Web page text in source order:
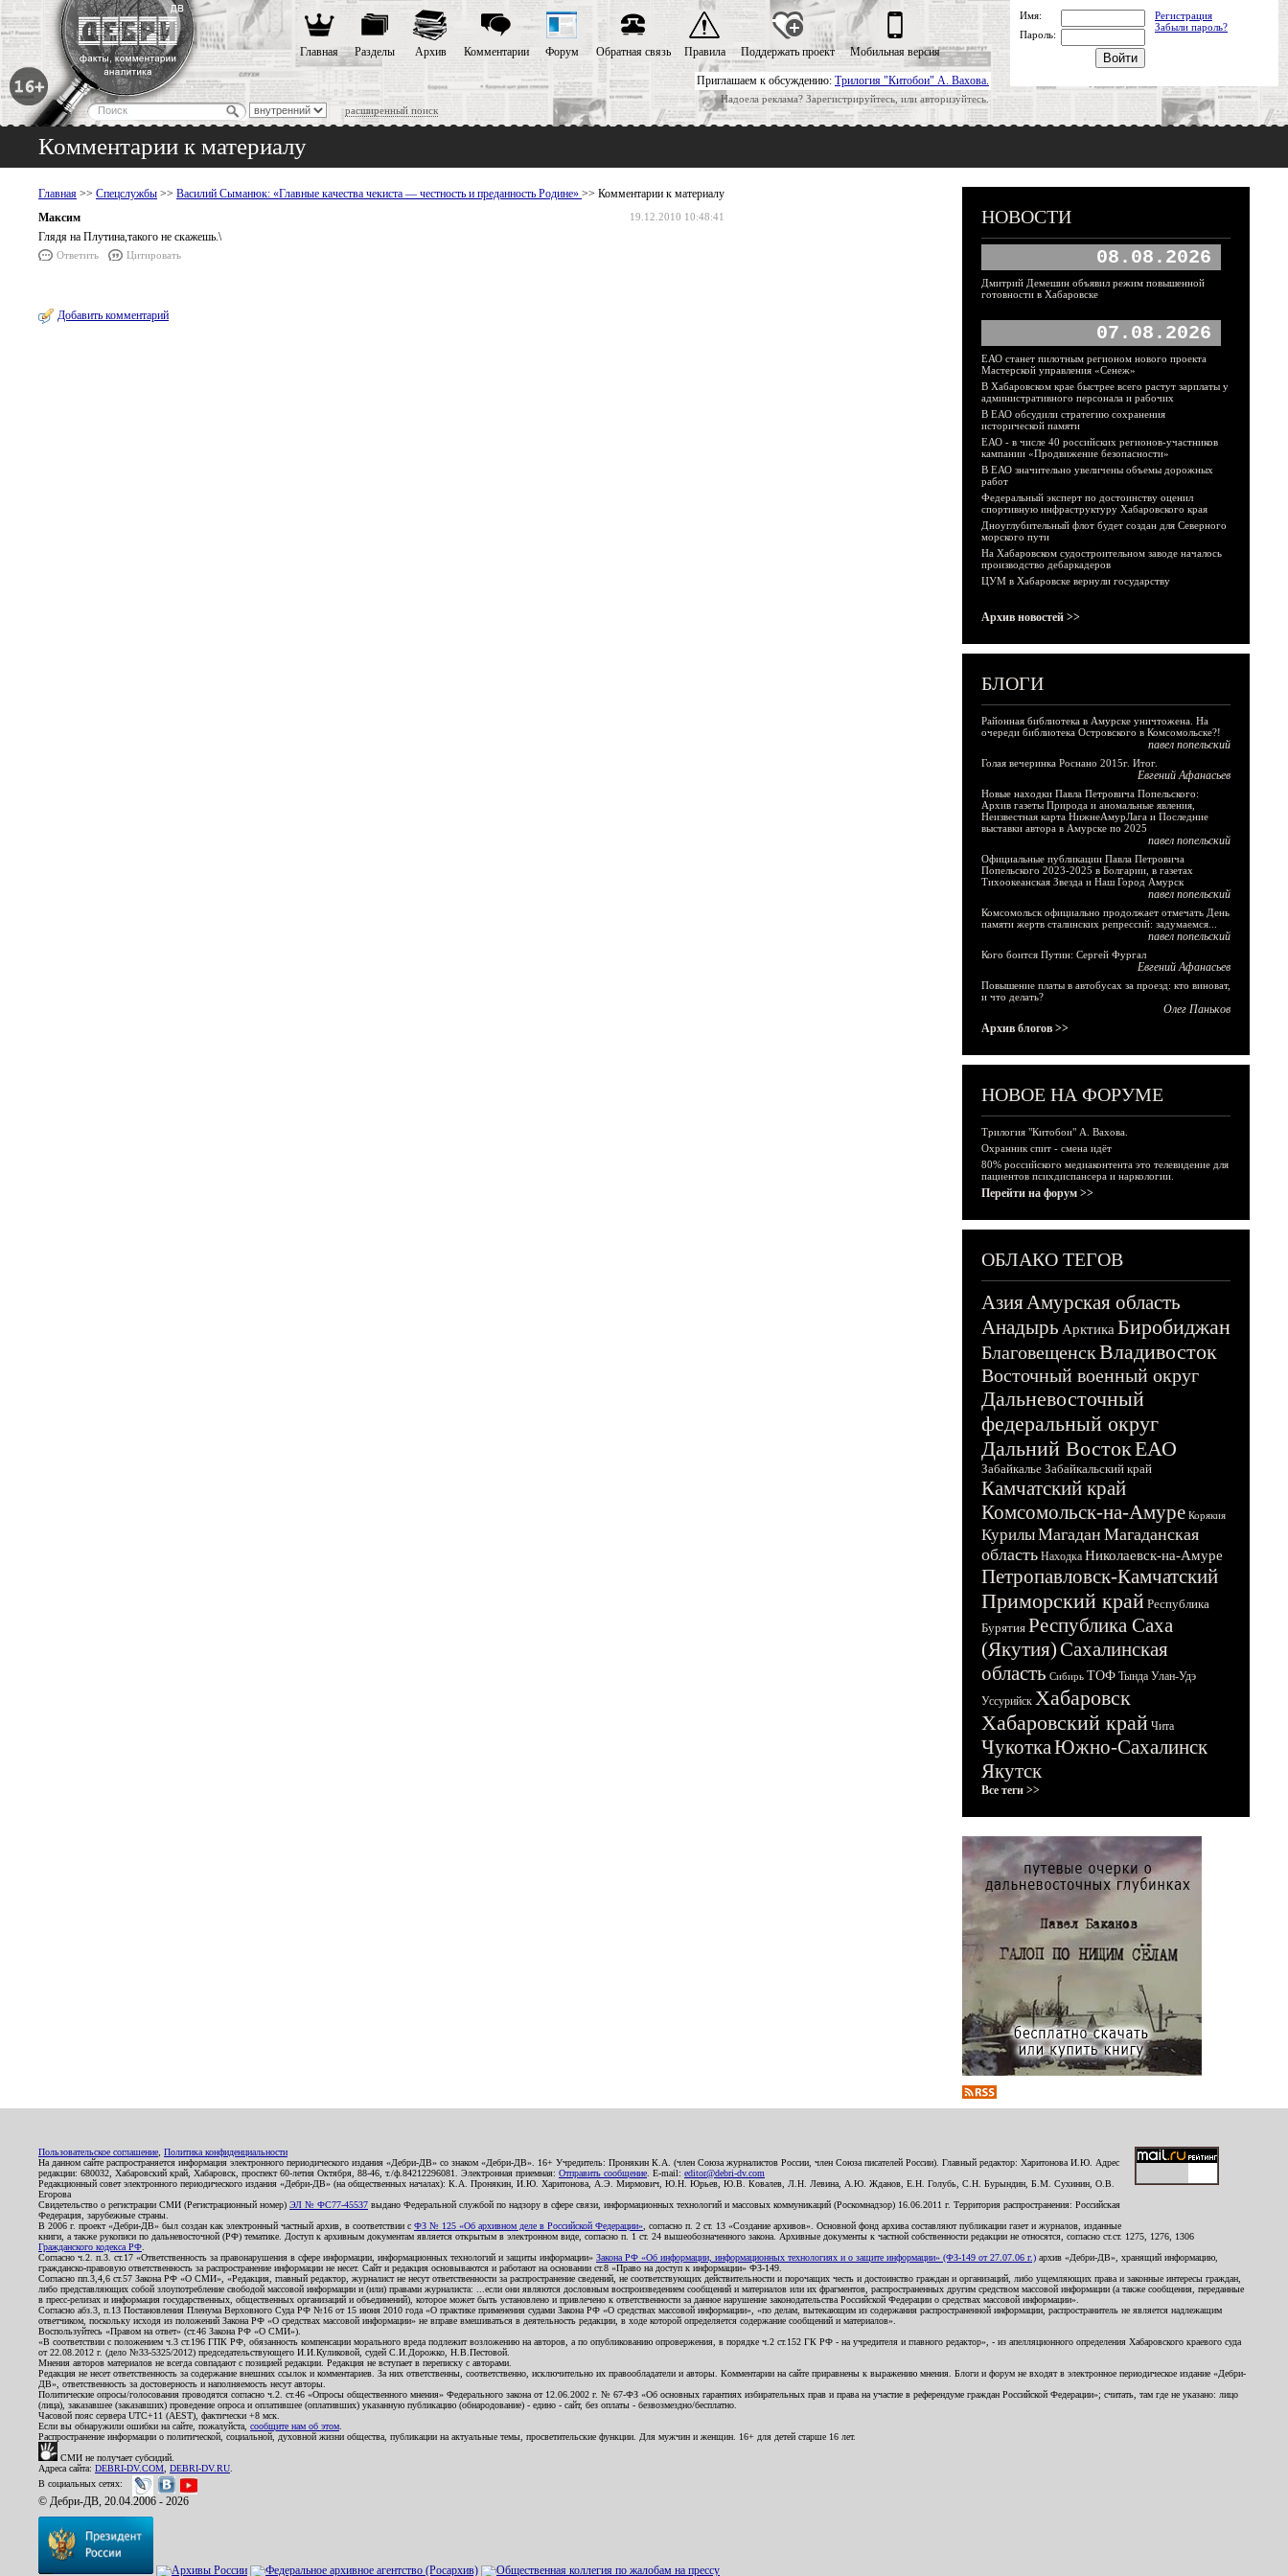
Приглашаем к обсуждению: Трилогия "Китобои" А. Вахова.
Надоела реклама? Зарегистрируйтесь, или авторизуйтесь.
расширенный поиск
Главная Разделы Архив Комментарии Форум Обратная связь Правила Поддержать проект Мобильная версия
Имя:
Регистрация
Забыли пароль?
Пароль:
Комментарии к материалу
Главная >> Спецслужбы >> Василий Сыманюк: «Главные качества чекиста — честность и преданность Родине» >> Комментарии к материалу
19.12.2010 10:48:41
Максим
Глядя на Плутина,такого не скажешь.\
Ответить Цитировать
Добавить комментарий
НОВОСТИ
08.08.2026
Дмитрий Демешин объявил режим повышенной
готовности в Хабаровске
07.08.2026
ЕАО станет пилотным регионом нового проекта
Мастерской управления «Сенеж»
В Хабаровском крае быстрее всего растут зарплаты у
административного персонала и рабочих
В ЕАО обсудили стратегию сохранения
исторической памяти
ЕАО - в числе 40 российских регионов-участников
кампании «Продвижение безопасности»
В ЕАО значительно увеличены объемы дорожных
работ
Федеральный эксперт по достоинству оценил
спортивную инфраструктуру Хабаровского края
Дноуглубительный флот будет создан для Северного
морского пути
На Хабаровском судостроительном заводе началось
производство дебаркадеров
ЦУМ в Хабаровске вернули государству
Архив новостей >>
БЛОГИ
Районная библиотека в Амурске уничтожена. На
очереди библиотека Островского в Комсомольске?!
павел попельский
Голая вечеринка Роснано 2015г. Итог.
Евгений Афанасьев
Новые находки Павла Петровича Попельского:
Архив газеты Природа и аномальные явления,
Неизвестная карта НижнеАмурЛага и Последние
выставки автора в Амурске по 2025
павел попельский
Официальные публикации Павла Петровича
Попельского 2023-2025 в Болгарии, в газетах
Тихоокеанская Звезда и Наш Город Амурск
павел попельский
Комсомольск официально продолжает отмечать День
памяти жертв сталинских репрессий: задумаемся...
павел попельский
Кого боится Путин: Сергей Фургал
Евгений Афанасьев
Повышение платы в автобусах за проезд: кто виноват,
и что делать?
Олег Паньков
Архив блогов >>
НОВОЕ НА ФОРУМЕ
Трилогия "Китобои" А. Вахова.
Охранник спит - смена идёт
80% российского медиаконтента это телевидение для
пациентов психдиспансера и наркологии.
Перейти на форум >>
ОБЛАКО ТЕГОВ
АзияАмурская область
Анадырь Арктика Биробиджан
БлаговещенскВладивосток
Восточный военный округ
Дальневосточный
федеральный округ
Дальний ВостокЕАО
Забайкалье Забайкальский край
Камчатский край
Комсомольск-на-Амуре Корякия
КурилыМагадан Магаданская
область Находка Николаевск-на-Амуре
Петропавловск-Камчатский
Приморский край Республика
Бурятия Республика Саха
(Якутия)Сахалинская
область Сибирь ТОФ Тында Улан-Удэ
Уссурийск Хабаровск
Хабаровский край Чита
ЧукоткаЮжно-Сахалинск
Якутск
Все теги >>
Пользовательское соглашение Политика конфиденциальности
На данном сайте распространяется информация электронного периодического издания «Дебри-ДВ» со знаком «Дебри-ДВ». 16+ Учредитель: Пронякин К.А. (член Союза журналистов России, член Союза писателей России). Главный редактор: Харитонова И.Ю. Адрес
редакции: 680032, Хабаровский край, Хабаровск, проспект 60-летия Октября, 88-46, т./ф.84212296081. Электронная приемная: Отправить сообщение . E-mail: editor@debri-dv.com
Редакционный совет электронного периодического издания «Дебри-ДВ» (на общественных началах): К.А. Пронякин, И.Ю. Харитонова, А.Э. Мирмович, Ю.Н. Юрьев, Ю.В. Ковалев, Л.Н. Левина, А.Ю. Жданов, Е.Н. Голубь, С.Н. Бурындин, Б.М. Сухинин, О.В.
Егорова
Свидетельство о регистрации СМИ (Регистрационный номер) ЭЛ № ФС77-45537 выдано Федеральной службой по надзору в сфере связи, информационных технологий и массовых коммуникаций (Роскомнадзор) 16.06.2011 г. Территория распространения: Российская
Федерация, зарубежные страны.
В 2006 г. проект «Дебри-ДВ» был создан как электронный частный архив, в соответствии с ФЗ № 125 «Об архивном деле в Российской Федерации» , согласно п. 2 ст. 13 «Создание архивов». Основной фонд архива составляют публикации газет и журналов, изданные
книги, а также рукописи по дальневосточной (РФ) тематике. Доступ к архивным документам является открытым в электронном виде, согласно п. 1 ст. 24 вышеобозначенного закона. Архивные документы к частной собственности редакции не относятся, согласно ст.ст. 1275, 1276, 1306
Гражданского кодекса РФ
Согласно ч.2. п.3. ст.17 «Ответственность за правонарушения в сфере информации, информационных технологий и защиты информации» Закона РФ «Об информации, информационных технологиях и о защите информации» (ФЗ-149 от 27.07.06 г.) архив «Дебри-ДВ», хранящий информацию,
гражданско-правовую ответственность за распространение информации не несет. Сайт и редакция основываются и работают на основании ст.8 «Право на доступ к информации» ФЗ-149.
Согласно пп.3,4,6 ст.57 Закона РФ «О СМИ», «Редакция, главный редактор, журналист не несут ответственности за распространение сведений, не соответствующих действительности и порочащих честь и достоинство граждан и организаций, либо ущемляющих права и законные интересы граждан,
либо представляющих собой злоупотребление свободой массовой информации и (или) правами журналиста: ...если они являются дословным воспроизведением сообщений и материалов или их фрагментов, распространенных другим средством массовой информации (а также сообщения, переданные
в пресс-релизах и информация государственных, общественных организаций и объединений), которое может быть установлено и привлечено к ответственности за данное нарушение законодательства Российской Федерации о средствах массовой информации».
Согласно абз.3, п.13 Постановления Пленума Верховного Суда РФ №16 от 15 июня 2010 года «О практике применения судами Закона РФ «О средствах массовой информации», «по делам, вытекающим из содержания распространенной информации, распространитель не является надлежащим
ответчиком, поскольку исходя из положений Закона РФ «О средствах массовой информации» не вправе вмешиваться в деятельность редакции, в ходе которой определяется содержание сообщений и материалов».
Воспользуйтесь «Правом на ответ» (ст.46 Закона РФ «О СМИ»).
«В соответствии с положением ч.3 ст.196 ГПК РФ, обязанность компенсации морального вреда подлежит возложению на авторов, а по опубликованию опровержения, в порядке ч.2 ст.152 ГК РФ - на учредителя и главного редактор», - из апелляционного определения Хабаровского краевого суда
от 22.08.2012 г. (дело №33-5325/2012) председательствующего И.И.Куликовой, судей С.И.Дорожко, Н.В.Пестовой.
Мнения авторов материалов не всегда совпадают с позицией редакции. Редакция не вступает в переписку с авторами.
Редакция не несет ответственность за содержание внешних ссылок и комментариев. За них ответственны, соответственно, исключительно их правообладатели и авторы. Комментарии на сайте приравнены к выражению мнения. Блоги и форум не входят в электронное периодическое издание «Дебри-
ДВ», ответственность за достоверность и наполняемость несут авторы.
Политические опросы/голосования проводятся согласно ч.2. ст.46 «Опросы общественного мнения» Федерального закона от 12.06.2002 г. № 67-ФЗ «Об основных гарантиях избирательных прав и права на участие в референдуме граждан Российской Федерации»; считать, там где не указано: лицо
(лица), заказавшее (заказавших) проведение опроса и оплатившее (оплативших) указанную публикацию (обнародование) - едино - сайт, без оплаты - безвозмездно/бесплатно.
Часовой пояс сервера UTC+11 (AEST), фактически +8 мск.
Если вы обнаружили ошибки на сайте, пожалуйста, сообщите нам об этом
Распространение информации о политической, социальной, духовной жизни общества, публикации на актуальные темы, просветительские функции. Для мужчин и женщин. 16+ для детей старше 16 лет.
СМИ не получает субсидий.
Адреса сайта: DEBRI-DV.COM DEBRI-DV.RU
В социальных сетях:
© Дебри-ДВ, 20.04.2006 - 2026